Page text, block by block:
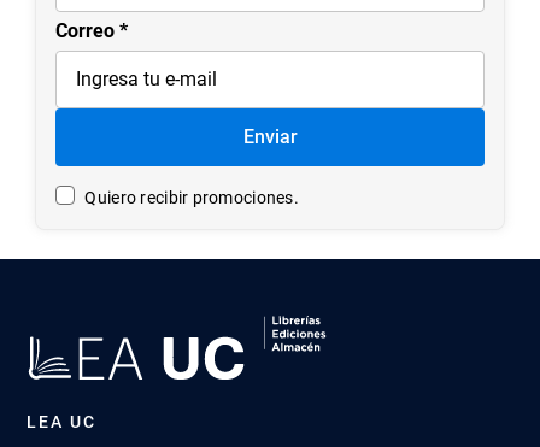
Correo
Enviar
Quiero recibir promociones.
LEA UC